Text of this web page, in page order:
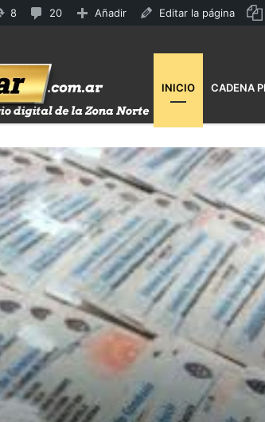
INICIO CADENA
88
disponibles
2020
moderación
Añadir Editar la página